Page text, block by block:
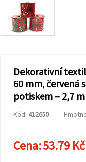
obsah a
reklamu, a
to i s
pomocí
našich
marketing.
Můžete
souhlasit s
použitím
všech
cookies
kliknutím
vše!" Nebo
můžete
Dekorativní
60 mm, červená
potiskem – 2,7 m
Kód: 412650
Cena:53.79 Kč